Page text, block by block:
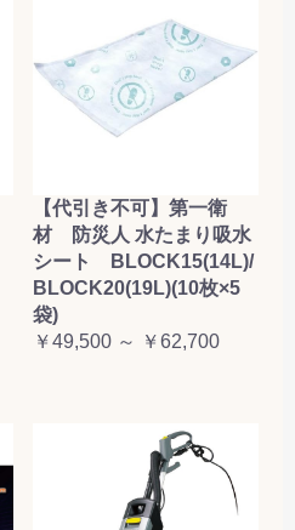
【代引き不可】第一衛
材 防災人 水たまり吸水
シート BLOCK15(14L)/
BLOCK20(19L)(10枚×5
袋)
￥49,500 ～ ￥62,700